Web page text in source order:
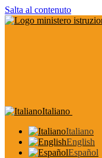
Salta al contenuto
Italiano
Italiano
English
Español